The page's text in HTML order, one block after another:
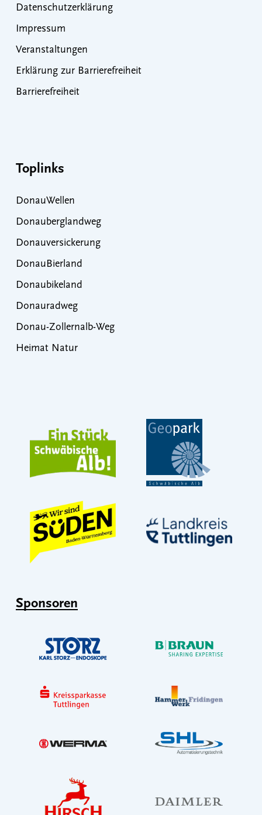
Datenschutzerklärung
Impressum
Veranstaltungen
Erklärung zur Barrierefreiheit
Barrierefreiheit
Toplinks
DonauWellen
Donauberglandweg
Donauversickerung
DonauBierland
Donaubikeland
Donauradweg
Donau-Zollernalb-Weg
Heimat Natur
Sponsoren